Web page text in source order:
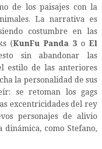
de los paisajes con la
La narrativa es
costumbre en las
(KunFu Panda 3 o El
sin abandonar las
estilo de las anteriores
la personalidad de sus
se retoman los gags
excentricidades del rey
personajes de alivio
dinámica, como Stefano,